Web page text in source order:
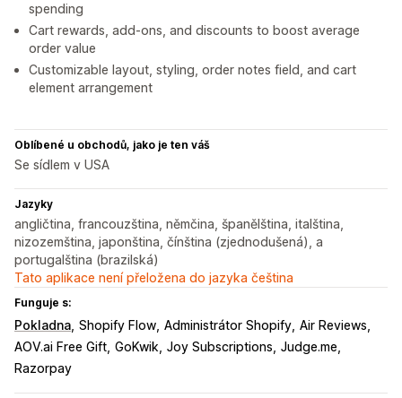
spending
Cart rewards, add-ons, and discounts to boost average
order value
Customizable layout, styling, order notes field, and cart
element arrangement
Oblíbené u obchodů, jako je ten váš
Se sídlem v USA
Jazyky
angličtina, francouzština, němčina, španělština, italština,
nizozemština, japonština, čínština (zjednodušená), a
portugalština (brazilská)
Tato aplikace není přeložena do jazyka čeština
Funguje s:
Pokladna Shopify Flow Administrátor Shopify Air Reviews
AOV.ai Free Gift GoKwik Joy Subscriptions Judge.me
Razorpay